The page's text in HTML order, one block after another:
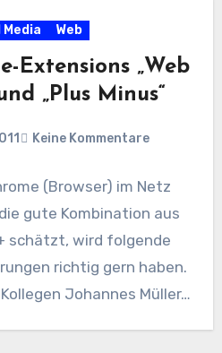
Web
Extensions „Web
„Plus Minus“
Keine Kommentare
(Browser) im Netz
gute Kombination aus
schätzt, wird folgende
richtig gern haben.
Johannes Müller…